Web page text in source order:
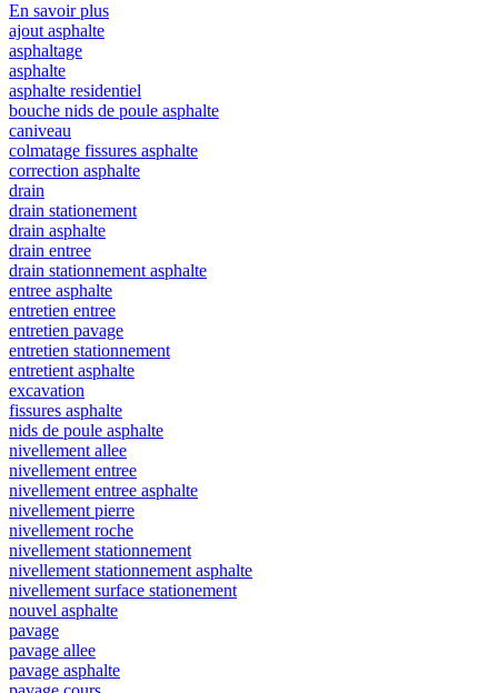
En savoir plus
ajout asphalte
asphaltage
asphalte
asphalte residentiel
bouche nids de poule asphalte
caniveau
colmatage fissures asphalte
correction asphalte
drain
drain stationement
drain asphalte
drain entree
drain stationnement asphalte
entree asphalte
entretien entree
entretien pavage
entretien stationnement
entretient asphalte
excavation
fissures asphalte
nids de poule asphalte
nivellement allee
nivellement entree
nivellement entree asphalte
nivellement pierre
nivellement roche
nivellement stationnement
nivellement stationnement asphalte
nivellement surface stationement
nouvel asphalte
pavage
pavage allee
pavage asphalte